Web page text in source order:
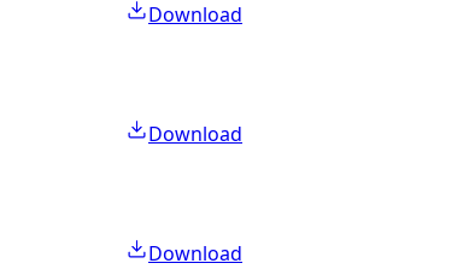
Download
Download
Download